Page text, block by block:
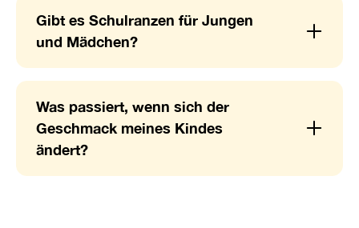
Gibt es Schulranzen für Jungen
und Mädchen?
Was passiert, wenn sich der
Geschmack meines Kindes
ändert?